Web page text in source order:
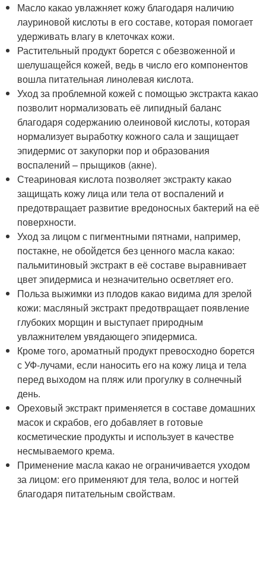
Масло какао увлажняет кожу благодаря наличию
лауриновой кислоты в его составе, которая помогает
удерживать влагу в клеточках кожи.
Растительный продукт борется с обезвоженной и
шелушащейся кожей, ведь в число его компонентов
вошла питательная линолевая кислота.
Уход за проблемной кожей с помощью экстракта какао
позволит нормализовать её липидный баланс
благодаря содержанию олеиновой кислоты, которая
нормализует выработку кожного сала и защищает
эпидермис от закупорки пор и образования
воспалений – прыщиков (акне).
Стеариновая кислота позволяет экстракту какао
защищать кожу лица или тела от воспалений и
предотвращает развитие вредоносных бактерий на её
поверхности.
Уход за лицом с пигментными пятнами, например,
постакне, не обойдется без ценного масла какао:
пальмитиновый экстракт в её составе выравнивает
цвет эпидермиса и незначительно осветляет его.
Польза выжимки из плодов какао видима для зрелой
кожи: масляный экстракт предотвращает появление
глубоких морщин и выступает природным
увлажнителем увядающего эпидермиса.
Кроме того, ароматный продукт превосходно борется
с УФ-лучами, если наносить его на кожу лица и тела
перед выходом на пляж или прогулку в солнечный
день.
Ореховый экстракт применяется в составе домашних
масок и скрабов, его добавляет в готовые
косметические продукты и использует в качестве
несмываемого крема.
Применение масла какао не ограничивается уходом
за лицом: его применяют для тела, волос и ногтей
благодаря питательным свойствам.